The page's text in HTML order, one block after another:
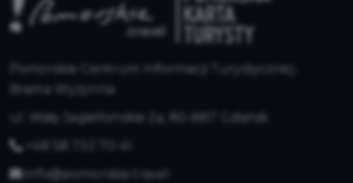
Pomorskie Centrum Informacji Turystycznej-
Brama Wyżynna
ul. Wały Jagiellońskie 2a, 80-887 Gdańsk
+48 58 732 70 41
info@pomorskie.travel